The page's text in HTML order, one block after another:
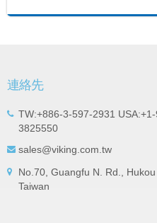
連絡先
TW:+886-3-597-2931
3825550
sales@viking.com.tw
No.70, Guangfu N. Rd.,
Taiwan